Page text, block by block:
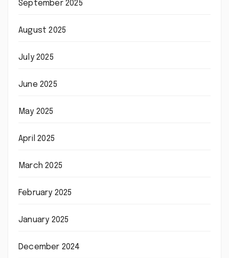
September 2025
August 2025
July 2025
June 2025
May 2025
April 2025
March 2025
February 2025
January 2025
December 2024